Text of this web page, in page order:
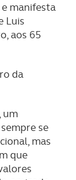
manifesta
Luis
aos 65
da
um
se
mas
que